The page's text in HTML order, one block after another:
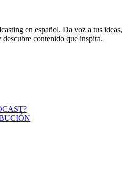
en español. Da voz a tus ideas,
contenido que inspira.